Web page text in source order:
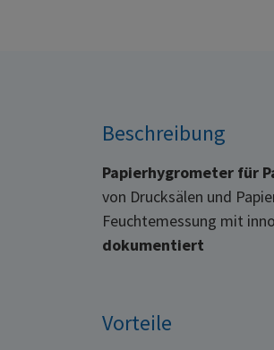
Beschreibung
Papierhygrometer für
von Drucksälen und
Feuchtemessung mit
dokumentiert
Vorteile